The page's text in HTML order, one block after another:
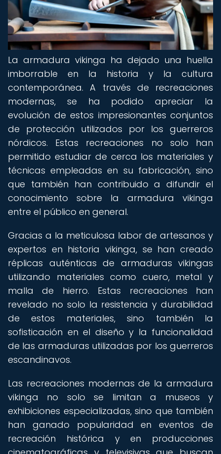
La armadura vikinga ha dejado una huella
imborrable en la historia y la cultura
contemporánea. A través de recreaciones
modernas, se ha podido apreciar la
evolución de estos impresionantes conjuntos
de protección utilizados por los guerreros
nórdicos. Estas recreaciones no solo han
permitido estudiar de cerca los materiales y
técnicas empleadas en su fabricación, sino
que también han contribuido a difundir el
conocimiento sobre la armadura vikinga
entre el público en general.
Gracias a la meticulosa labor de artesanos y
expertos en historia vikinga, se han creado
réplicas auténticas de armaduras vikingas
utilizando materiales como cuero, metal y
malla de hierro. Estas recreaciones han
revelado no solo la resistencia y durabilidad
de estos materiales, sino también la
sofisticación en el diseño y la funcionalidad
de las armaduras utilizadas por los guerreros
escandinavos.
Las recreaciones modernas de la armadura
vikinga no solo se limitan a museos y
exhibiciones especializadas, sino que también
han ganado popularidad en eventos de
recreación histórica y en producciones